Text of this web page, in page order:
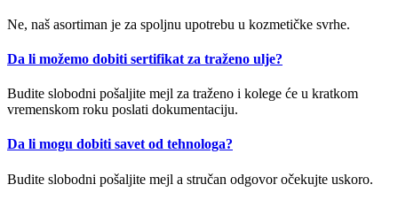
Ne, naš asortiman je za spoljnu upotrebu u kozmetičke svrhe.
Da li možemo dobiti sertifikat za traženo ulje?
Budite slobodni pošaljite mejl za traženo i kolege će u kratkom
vremenskom roku poslati dokumentaciju.
Da li mogu dobiti savet od tehnologa?
Budite slobodni pošaljite mejl a stručan odgovor očekujte uskoro.